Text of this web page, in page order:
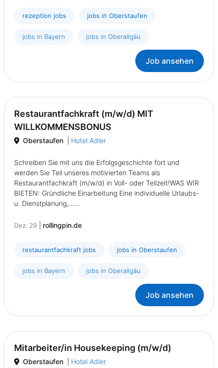
rezeption jobs jobs in Oberstaufen
jobs in Bayern jobs in Oberallgäu
Job ansehen
Restaurantfachkraft (m/w/d) MIT
WILLKOMMENSBONUS
Oberstaufen Hotel Adler
Schreiben Sie mit uns die Erfolgsgeschichte fort und
werden Sie Teil unseres motivierten Teams als
Restaurantfachkraft (m/w/d) in Voll- oder Teilzeit!WAS WIR
BIETEN: Gründliche Einarbeitung Eine individuelle Urlaubs-
u. Dienstplanung,......
Dez. 29 rollingpin.de
restaurantfachkraft jobs jobs in Oberstaufen
jobs in Bayern jobs in Oberallgäu
Job ansehen
Mitarbeiter/in Housekeeping (m/w/d)
Oberstaufen Hotel Adler